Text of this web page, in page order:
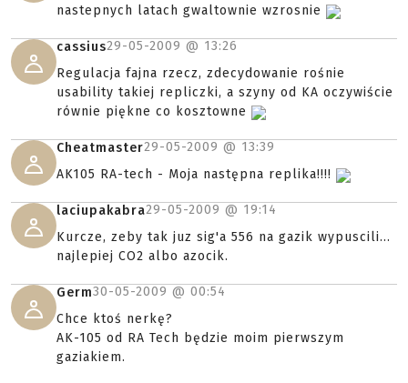
nastepnych latach gwaltownie wzrosnie
cassius29-05-2009 @ 13:26
Regulacja fajna rzecz, zdecydowanie rośnie
usability takiej repliczki, a szyny od KA oczywiście
równie piękne co kosztowne
Cheatmaster29-05-2009 @ 13:39
AK105 RA-tech - Moja następna replika!!!!
laciupakabra29-05-2009 @ 19:14
Kurcze, zeby tak juz sig'a 556 na gazik wypuscili...
najlepiej CO2 albo azocik.
Germ30-05-2009 @ 00:54
Chce ktoś nerkę?
AK-105 od RA Tech będzie moim pierwszym
gaziakiem.